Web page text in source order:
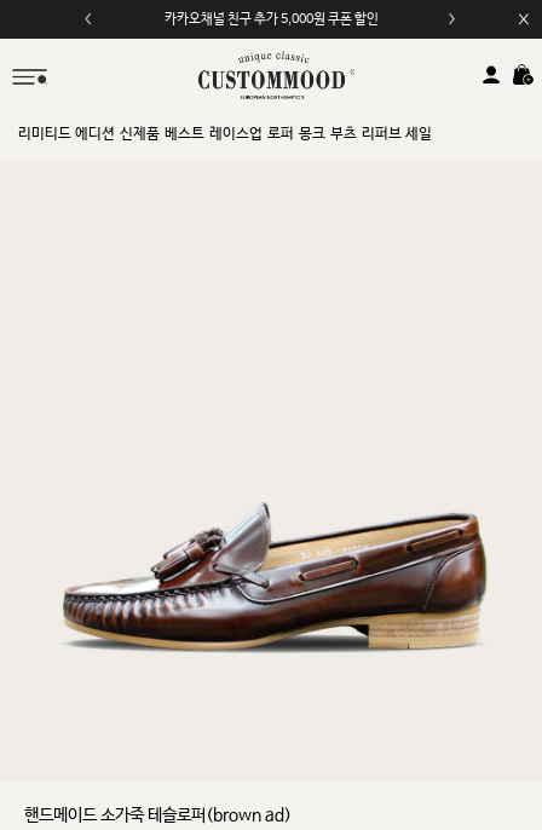
모바일 앱 자동 2,000원 할인
리미티드 에디션 신제품 베스트 레이스업 로퍼 몽크 부츠 리퍼브 세일
핸드메이드 소가죽 테슬로퍼(brown ad)